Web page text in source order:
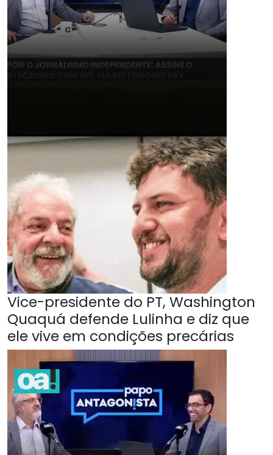
Vice-presidente do PT, Washington
Quaquá defende Lulinha e diz que
ele vive em condições precárias